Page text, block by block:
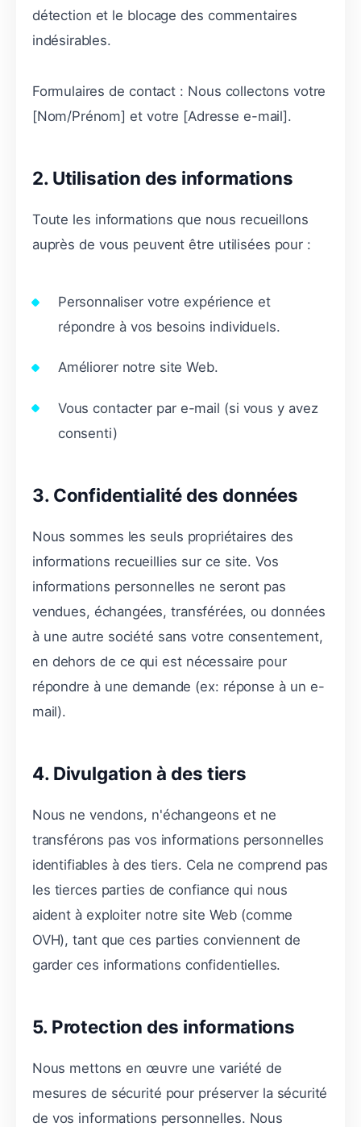
détection et le blocage des commentaires
indésirables.
Formulaires de contact : Nous collectons votre
[Nom/Prénom] et votre [Adresse e-mail].
2. Utilisation des informations
Toute les informations que nous recueillons
auprès de vous peuvent être utilisées pour :
Personnaliser votre expérience et
répondre à vos besoins individuels.
Améliorer notre site Web.
Vous contacter par e-mail (si vous y avez
consenti)
3. Confidentialité des données
Nous sommes les seuls propriétaires des
informations recueillies sur ce site. Vos
informations personnelles ne seront pas
vendues, échangées, transférées, ou données
à une autre société sans votre consentement,
en dehors de ce qui est nécessaire pour
répondre à une demande (ex: réponse à un e-
mail).
4. Divulgation à des tiers
Nous ne vendons, n'échangeons et ne
transférons pas vos informations personnelles
identifiables à des tiers. Cela ne comprend pas
les tierces parties de confiance qui nous
aident à exploiter notre site Web (comme
OVH), tant que ces parties conviennent de
garder ces informations confidentielles.
5. Protection des informations
Nous mettons en œuvre une variété de
mesures de sécurité pour préserver la sécurité
de vos informations personnelles. Nous